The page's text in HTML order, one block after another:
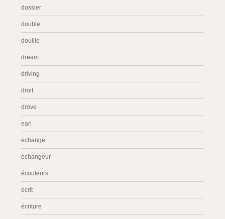
dossier
double
douille
dream
driving
droit
drove
earl
echange
échangeur
écouteurs
écrit
écriture